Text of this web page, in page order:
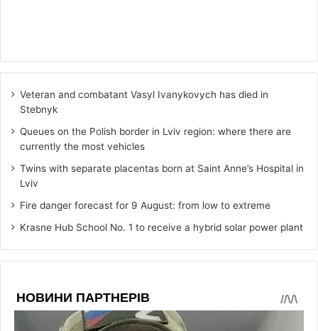
Veteran and combatant Vasyl Ivanykovych has died in
Stebnyk
Queues on the Polish border in Lviv region: where there are
currently the most vehicles
Twins with separate placentas born at Saint Anne’s Hospital in
Lviv
Fire danger forecast for 9 August: from low to extreme
Krasne Hub School No. 1 to receive a hybrid solar power plant